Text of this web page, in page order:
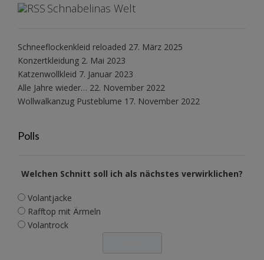
Schnabelinas Welt
Schneeflockenkleid reloaded 27. März 2025
Konzertkleidung 2. Mai 2023
Katzenwollkleid 7. Januar 2023
Alle Jahre wieder… 22. November 2022
Wollwalkanzug Pusteblume 17. November 2022
Polls
Welchen Schnitt soll ich als nächstes verwirklichen?
Volantjacke
Rafftop mit Ärmeln
Volantrock